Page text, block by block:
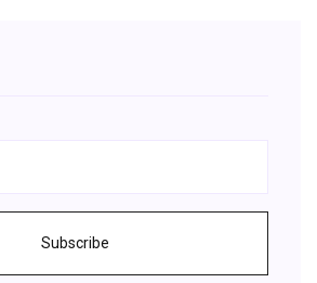
Subscribe